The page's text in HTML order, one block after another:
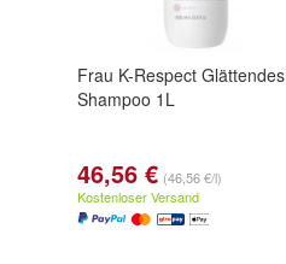
Frau K-Respect Glättendes
Shampoo 1L
46,56 € (46,56 €/l)
Kostenloser Versand